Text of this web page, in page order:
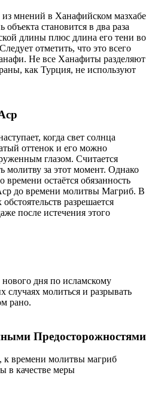
из мнений в Ханафийском мазхабе
объекта становится в два раза
длины плюс длина его тени во
отметить, что это всего
Не все Ханафиты разделяют
как Турция, не используют
когда свет солнца
оттенок и его можно
глазом. Считается
молитву за этот момент. Однако
времени остаётся обязанность
до времени молитвы Магриб. В
разрешается
после истечения этого
дня по исламскому
случаях молиться и разрывать
рано.
Предосторожностями
времени молитвы магриб
в качестве меры